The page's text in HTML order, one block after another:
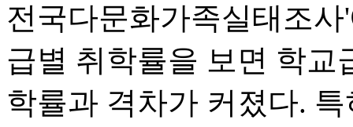
전국다문화가족실태조
급별 취학률을 보면 학교
학률과 격차가 커졌다.